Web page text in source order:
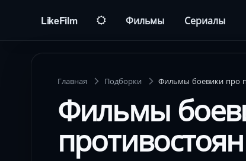
LikeFilm Фильмы Сериалы
Главная Подборки Фильмы боевики про
Фильмы